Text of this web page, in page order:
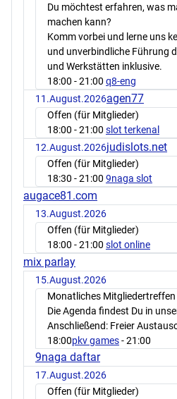
Du möchtest erfahren, was
machen kann?
Komm vorbei und lerne uns
und unverbindliche Führung
und Werkstätten inklusive.
18:00 - 21:00 q8-eng
11.August.2026agen77
Offen (für Mitglieder)
18:00 - 21:00 slot terkenal
12.August.2026judislots.net
Offen (für Mitglieder)
18:30 - 21:00 9naga slot
augace81.com
13.August.2026
Offen (für Mitglieder)
18:00 - 21:00 slot online
mix parlay
15.August.2026
Monatliches
Die Agenda findest Du in
Anschließend: Freier
18:00pkv games- 21:00
9naga daftar
17.August.2026
Offen (für Mitglieder)